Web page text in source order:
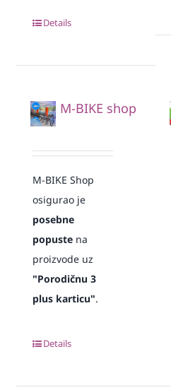
Details
M-BIKE shop
M-BIKE Shop
osigurao je
posebne
popustena
proizvode uz
"Porodičnu 3
plus karticu".
Details